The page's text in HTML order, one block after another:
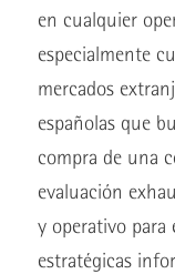
en cualquier
especialmente
mercados
españolas que
compra de una
evaluación
y operativo para
estratégicas